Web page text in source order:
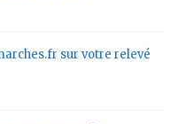
sur votre relevé